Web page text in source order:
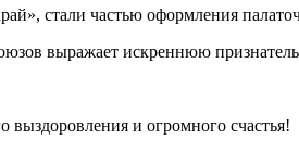
стали частью оформления
выражает искреннюю
выздоровления и огромного счастья!